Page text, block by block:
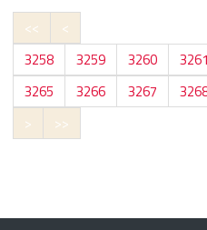
<<
<
3258
3259 3260 3261
3265
3266 3267
>
>>